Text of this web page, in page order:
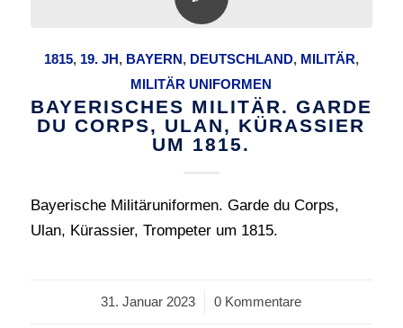
1815, 19. JH, BAYERN, DEUTSCHLAND, MILITÄR,
MILITÄR UNIFORMEN
BAYERISCHES MILITÄR. GARDE
DU CORPS, ULAN, KÜRASSIER
UM 1815.
Bayerische Militäruniformen. Garde du Corps,
Ulan, Kürassier, Trompeter um 1815.
31. Januar 2023
/ 0 Kommentare